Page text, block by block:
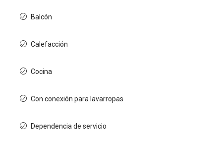
Balcón
Calefacción
Cocina
Con conexión para lavarropas
Dependencia de servicio